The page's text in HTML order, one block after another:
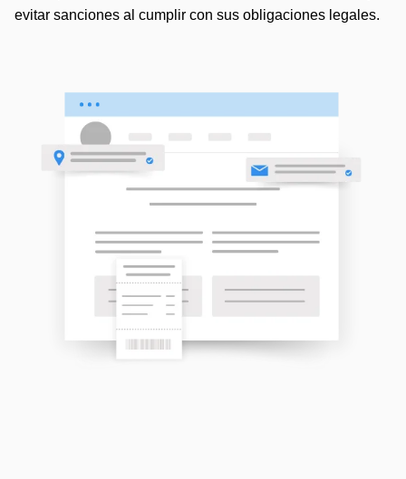
evitar sanciones al cumplir con sus obligaciones legales.